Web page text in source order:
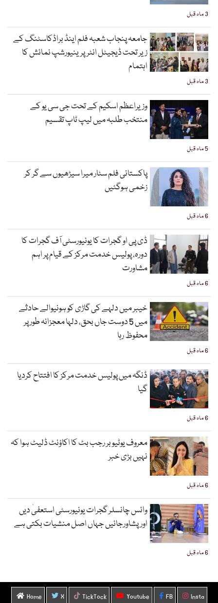
3 ماہ قبل
3 ماہ قبل
جامعہ پنجاب شعبہ فلم اینڈ براڈکاسٹنگ کے
زیر تحت ڈیجیٹل انٹرپرینیورشپ نمائش کا
اہتمام
5 ماہ قبل
وزیراعظم اسکیم کے تحت جی سی یو کے
منتخب طلبہ میں لیپ ٹاپ تقسیم
6 ماہ قبل
پاکستانی فلم سٹار میرا سیڑھیوں سے گر کر
زخمی ہوگئیں
6 ماہ قبل
ڈی پی او گجرات کا یونیورسٹی آف گجرات کا
دورہ، پولیس خدمت مرکز کے قیام پر اہم
مشاورت
6 ماہ قبل
خیبر میں دلہے کی گاڑی کو ہونیوالے حادثے
میں 5 دوست جاں بحق، دلہا معجزانہ طور پر
محفوظ رہا
6 ماہ قبل
ڈنگہ میں پولیس خدمت مرکز کا افتتاح کردیا
گیا
6 ماہ قبل
معروف یوٹیوبر رجب بٹ کا اکاؤنٹ ڈلیٹ ہوا کہ
نہیں بڑی خبر
6 ماہ قبل
وائس چانسلر گجرات یونیورسٹی استعفیٰ دیں
اورپشاورجائیں جہاں اصل منشیات بکتی ہے
Home X TickTock Youtube FB Insta